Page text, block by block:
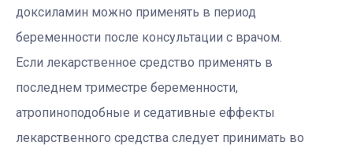
доксиламин можно применять в период
беременности после консультации с врачом.
Если лекарственное средство применять в
последнем триместре беременности,
атропиноподобные и седативные еффекты
лекарственного средства следует принимать во